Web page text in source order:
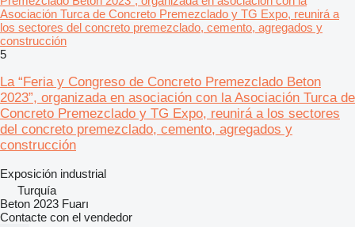
Asociación Turca de Concreto Premezclado y TG Expo, reunirá a
los sectores del concreto premezclado, cemento, agregados y
construcción
5
La “Feria y Congreso de Concreto Premezclado Beton
2023”, organizada en asociación con la Asociación Turca de
Concreto Premezclado y TG Expo, reunirá a los sectores
del concreto premezclado, cemento, agregados y
construcción
Exposición industrial
Turquía
Beton 2023 Fuarı
Contacte con el vendedor